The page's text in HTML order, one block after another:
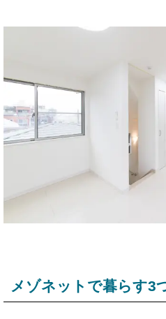
メゾネットで暮らす3